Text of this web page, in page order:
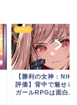
ゲーム
【勝利の女神：
評価】背中で魅せる
ガールRPGは面白...